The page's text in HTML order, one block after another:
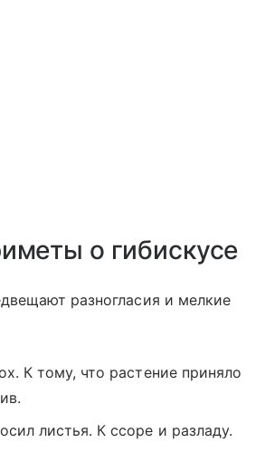
о гибискусе
разногласия и мелкие
К тому, что растение приняло
листья. К ссоре и разладу.